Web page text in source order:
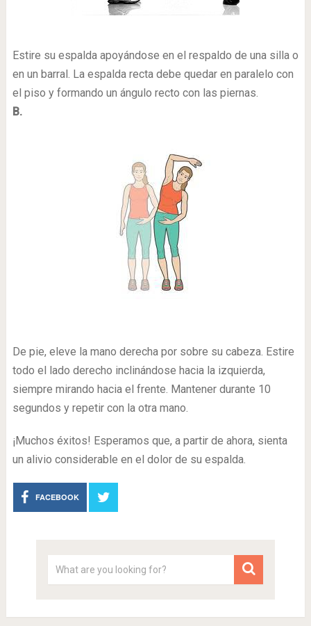
Estire su espalda apoyándose en el respaldo de una silla o
en un barral. La espalda recta debe quedar en paralelo con
el piso y formando un ángulo recto con las piernas.
B.
De pie, eleve la mano derecha por sobre su cabeza. Estire
todo el lado derecho inclinándose hacia la izquierda,
siempre mirando hacia el frente. Mantener durante 10
segundos y repetir con la otra mano.
¡Muchos éxitos! Esperamos que, a partir de ahora, sienta
un alivio considerable en el dolor de su espalda.
FACEBOOK